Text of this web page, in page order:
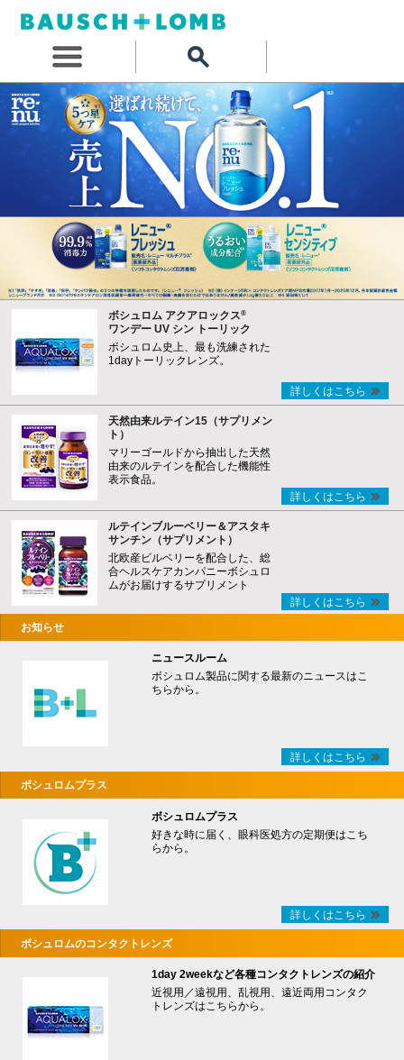
ボシュロム アクアロックス®
ワンデー UV シン トーリック
ボシュロム史上、最も洗練された
1dayトーリックレンズ。
詳しくはこちら
天然由来ルテイン15（サプリメン
ト）
マリーゴールドから抽出した天然
由来のルテインを配合した機能性
表示食品。
詳しくはこちら
ルテインブルーベリー＆アスタキ
サンチン（サプリメント）
北欧産ビルベリーを配合した、総
合ヘルスケアカンパニーボシュロ
ムがお届けするサプリメント
詳しくはこちら
お知らせ
ニュースルーム
ボシュロム製品に関する最新のニュースはこ
ちらから。
詳しくはこちら
ボシュロムプラス
ボシュロムプラス
好きな時に届く、眼科医処方の定期便はこち
らから。
詳しくはこちら
ボシュロムのコンタクトレンズ
1day 2weekなど各種コンタクトレンズの紹介
近視用／遠視用、乱視用、遠近両用コンタク
トレンズはこちらから。